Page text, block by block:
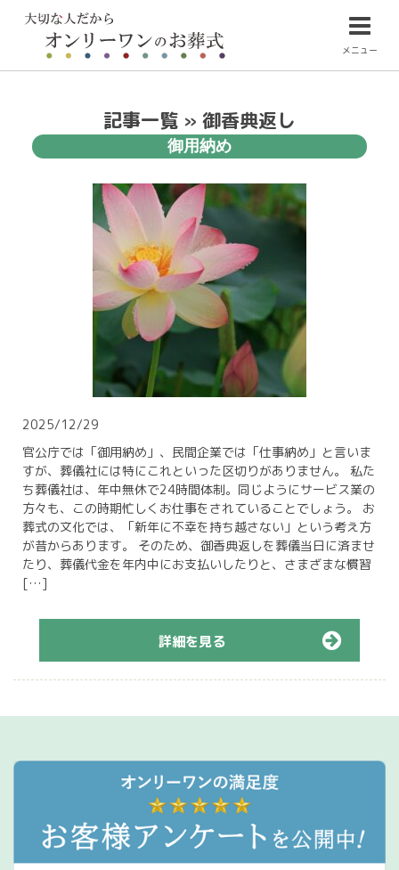
メニュー
記事一覧 » 御香典返し
御用納め
2025/12/29
官公庁では「御用納め」、民間企業では「仕事納め」と言いま
すが、葬儀社には特にこれといった区切りがありません。 私た
ち葬儀社は、年中無休で24時間体制。同じようにサービス業の
方々も、この時期忙しくお仕事をされていることでしょう。 お
葬式の文化では、「新年に不幸を持ち越さない」という考え方
が昔からあります。 そのため、御香典返しを葬儀当日に済ませ
たり、葬儀代金を年内中にお支払いしたりと、さまざまな慣習
[…]
詳細を見る